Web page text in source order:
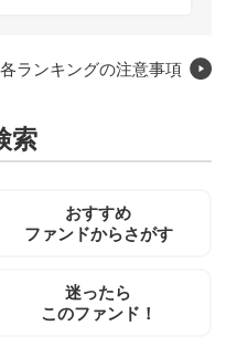
各ランキングの注意事項
索
おすすめ
ファンドからさがす
迷ったら
このファンド！